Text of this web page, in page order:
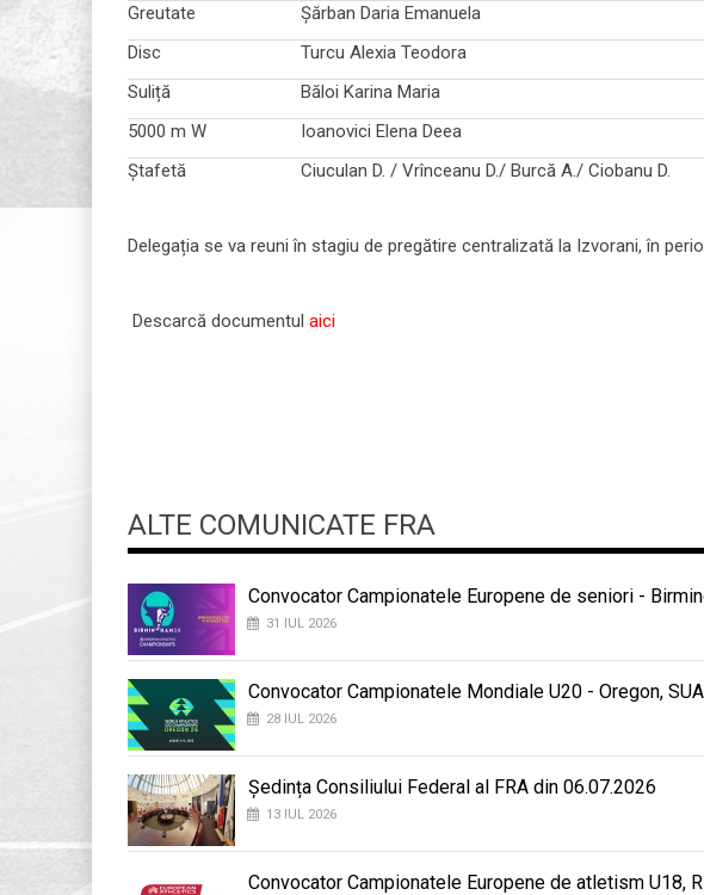
Greutate
Șărban Daria Emanuela
Disc
Turcu Alexia Teodora
Suliță
Băloi Karina Maria
5000 m W
Ioanovici Elena Deea
Ștafetă
Ciuculan D. / Vrînceanu D./ Burcă A./ Ciobanu D.
Delegația se va reuni în stagiu de pregătire centralizată la Izvorani, în
Descarcă documentul aici
ALTE COMUNICATE FRA
Convocator Campionatele Europene de seniori -
31 IUL 2026
Convocator Campionatele Mondiale U20 - Oregon, SUA
28 IUL 2026
Ședința Consiliului Federal al FRA din 06.07.2026
13 IUL 2026
Convocator Campionatele Europene de atletism U18,